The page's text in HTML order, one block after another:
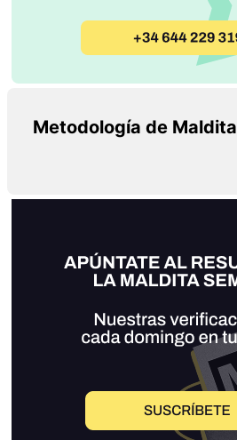
Metodología de